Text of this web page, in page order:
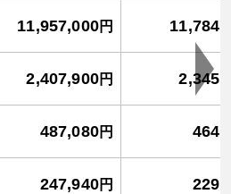
11,957,000円
2,407,900円
487,080円
247,940円